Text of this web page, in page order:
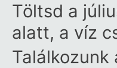
Töltsd a
alatt, a víz
Találkozunk